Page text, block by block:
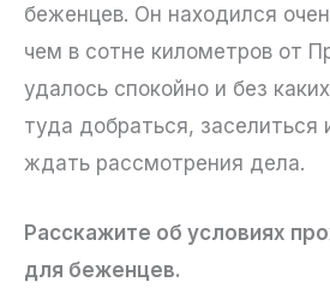
беженцев. Он находился
чем в сотне километров от
удалось спокойно и без
туда добраться,
ждать рассмотрения дела.
Расскажите об условиях
для беженцев.